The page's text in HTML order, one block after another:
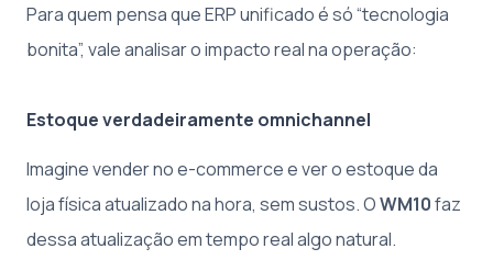
Para quem pensa que ERP unificado é só “tecnologia
bonita”, vale analisar o impacto real na operação:
Estoque verdadeiramente omnichannel
Imagine vender no e-commerce e ver o estoque da
loja física atualizado na hora, sem sustos. OWM10faz
dessa atualização em tempo real algo natural.